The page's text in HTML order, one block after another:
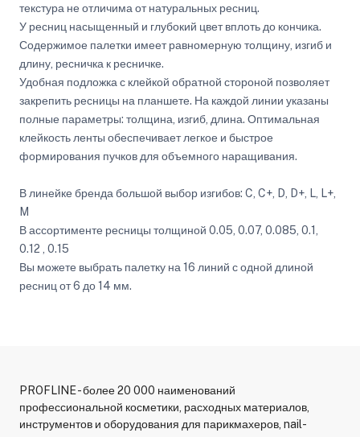
текстура не отличима от натуральных ресниц.
У ресниц насыщенный и глубокий цвет вплоть до кончика.
Содержимое палетки имеет равномерную толщину, изгиб и
длину, ресничка к ресничке.
Удобная подложка с клейкой обратной стороной позволяет
закрепить ресницы на планшете. На каждой линии указаны
полные параметры: толщина, изгиб, длина. Оптимальная
клейкость ленты обеспечивает легкое и быстрое
формирования пучков для объемного наращивания.
В линейке бренда большой выбор изгибов: C, C+, D, D+, L, L+,
M
В ассортименте ресницы толщиной 0.05, 0.07, 0.085, 0.1,
0.12 , 0.15
Вы можете выбрать палетку на 16 линий с одной длиной
ресниц от 6 до 14 мм.
PROFLINE - более 20 000 наименований
профессиональной косметики, расходных материалов,
инструментов и оборудования для парикмахеров, nail-